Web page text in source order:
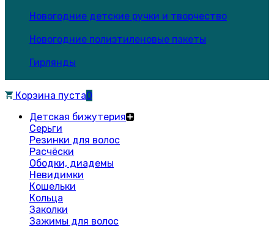
Новогодние детские ручки и творчество
Новогодние полиэтиленовые пакеты
Гирлянды
Корзина пуста0
Детская бижутерия
Серьги
Резинки для волос
Расчёски
Ободки, диадемы
Невидимки
Кошельки
Кольца
Заколки
Зажимы для волос